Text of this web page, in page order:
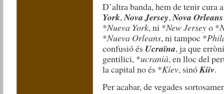
D’altra banda, hem de tenir cura
York,Nova Jersey,Nova Orleans
*Nueva York, ni *New Jerseyo *
*Nueva Orleans, ni tampoc *
confusió és Ucraïna, ja que
gentilici, *ucranià, en lloc del
la capital no és *Kíev, sinóKíiv.
Per acabar, de vegades